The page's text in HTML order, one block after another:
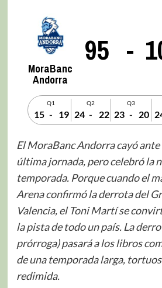
MoraBanc
Andorra
95 -
Q1
15 - 19
Q2
24 - 22
Q3
23 - 20
El MoraBanc Andorra cayó ante
última jornada, pero celebró la
temporada. Porque cuando el
Arena confirmó la derrota del
Valencia, el Toni Martí se
la pista de todo un país. La
prórroga) pasará a los libros
de una temporada larga,
redimida.